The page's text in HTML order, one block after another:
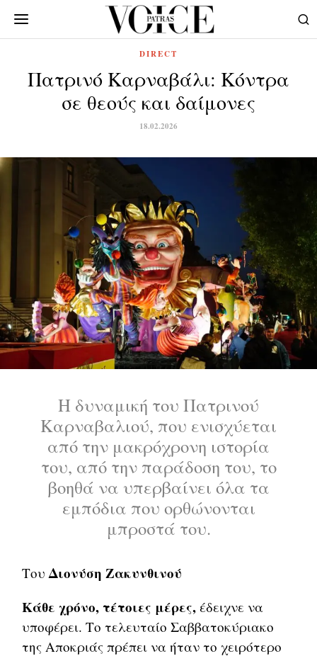
DIRECT
Πατρινό Καρναβάλι: Κόντρα
σε θεούς και δαίμονες
18.02.2026
Η δυναμική του Πατρινού
Καρναβαλιού, που ενισχύεται
από την μακρόχρονη ιστορία
του, από την παράδοση του, το
βοηθά να υπερβαίνει όλα τα
εμπόδια που ορθώνονται
μπροστά του.
ΤουΔιονύση Ζακυνθινού
Κάθε χρόνο, τέτοιες μέρες,έδειχνε να
υποφέρει. Το τελευταίο Σαββατοκύριακο
της Αποκριάς πρέπει να ήταν το χειρότερο